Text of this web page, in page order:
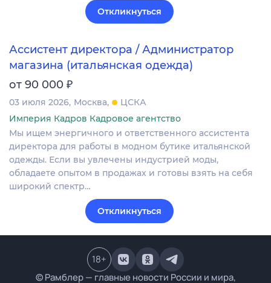
Откликнуться
Ассистент директора / Администратор
магазина (итальянская одежда)
от 90 000 ₽
03 июля 2026 Москва
ЦСКА
Империя Кадров Кадровое агентство
Мы ищем энергичного и ответственного ассистента
директора для работы в модном бутике итальянской
одежды. Если вы увлечены индустрией моды,
обладаете опытом в продажах и готовы взять на себя
широкий спектр…
Откликнуться
© Рамблер — главные новости России и мира,
18+